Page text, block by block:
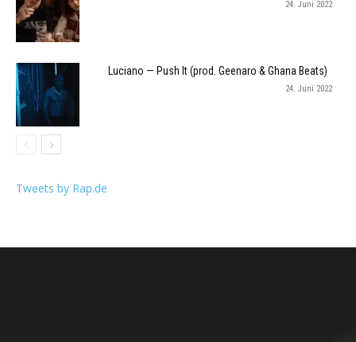
24. Juni 2022
Luciano — Push It (prod. Geenaro & Ghana Beats)
24. Juni 2022
Tweets by Rap.de